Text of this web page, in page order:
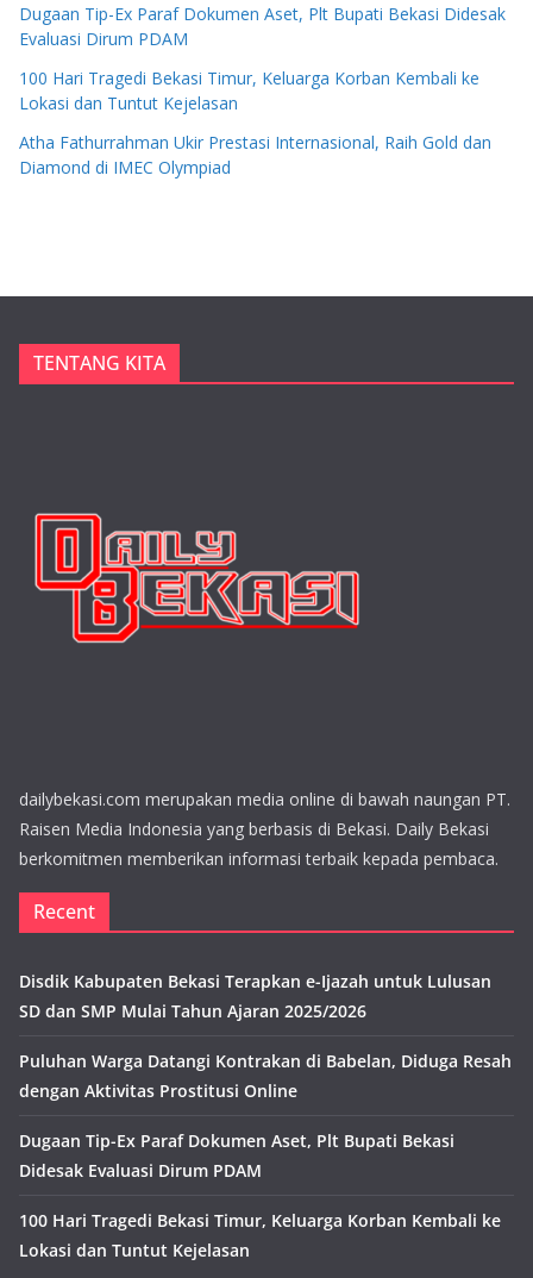
Dugaan Tip-Ex Paraf Dokumen Aset, Plt Bupati Bekasi Didesak
Evaluasi Dirum PDAM
100 Hari Tragedi Bekasi Timur, Keluarga Korban Kembali ke
Lokasi dan Tuntut Kejelasan
Atha Fathurrahman Ukir Prestasi Internasional, Raih Gold dan
Diamond di IMEC Olympiad
TENTANG KITA
dailybekasi.com merupakan media online di bawah naungan PT.
Raisen Media Indonesia yang berbasis di Bekasi. Daily Bekasi
berkomitmen memberikan informasi terbaik kepada pembaca.
Recent
Disdik Kabupaten Bekasi Terapkan e-Ijazah untuk Lulusan
SD dan SMP Mulai Tahun Ajaran 2025/2026
Puluhan Warga Datangi Kontrakan di Babelan, Diduga Resah
dengan Aktivitas Prostitusi Online
Dugaan Tip-Ex Paraf Dokumen Aset, Plt Bupati Bekasi
Didesak Evaluasi Dirum PDAM
100 Hari Tragedi Bekasi Timur, Keluarga Korban Kembali ke
Lokasi dan Tuntut Kejelasan